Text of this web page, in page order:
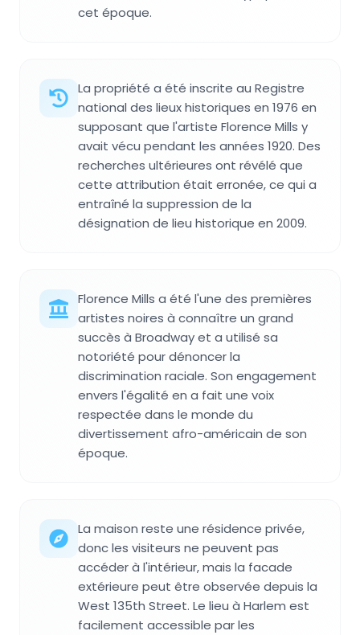
cet époque.
La propriété a été inscrite au Registre
national des lieux historiques en 1976 en
supposant que l'artiste Florence Mills y
avait vécu pendant les années 1920. Des
recherches ultérieures ont révélé que
cette attribution était erronée, ce qui a
entraîné la suppression de la
désignation de lieu historique en 2009.
Florence Mills a été l'une des premières
artistes noires à connaître un grand
succès à Broadway et a utilisé sa
notoriété pour dénoncer la
discrimination raciale. Son engagement
envers l'égalité en a fait une voix
respectée dans le monde du
divertissement afro-américain de son
époque.
La maison reste une résidence privée,
donc les visiteurs ne peuvent pas
accéder à l'intérieur, mais la facade
extérieure peut être observée depuis la
West 135th Street. Le lieu à Harlem est
facilement accessible par les